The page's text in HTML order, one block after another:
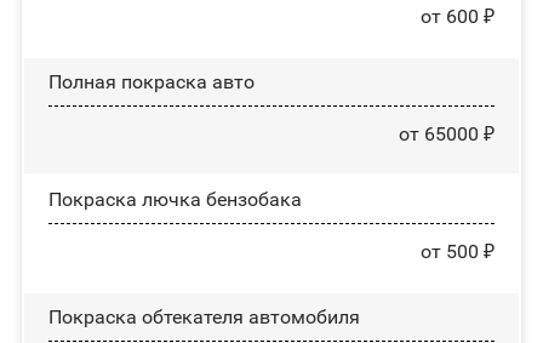
от 600 ₽
Полная покраска авто
от 65000 ₽
Покраска лючка бензобака
от 500 ₽
Покраска обтекателя автомобиля